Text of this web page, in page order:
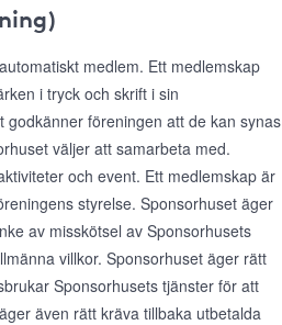
medlem. Ett medlemskap
i tryck och skrift i sin
föreningen att de kan synas
väljer att samarbeta med.
och event. Ett medlemskap är
styrelse. Sponsorhuset äger
av misskötsel av Sponsorhusets
villkor. Sponsorhuset äger rätt
Sponsorhusets tjänster för att
även rätt kräva tillbaka utbetalda